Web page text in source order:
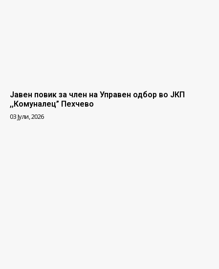
Јавен повик за член на Управен одбор во ЈКП
,,Комуналец” Пехчево
03 Јули, 2026